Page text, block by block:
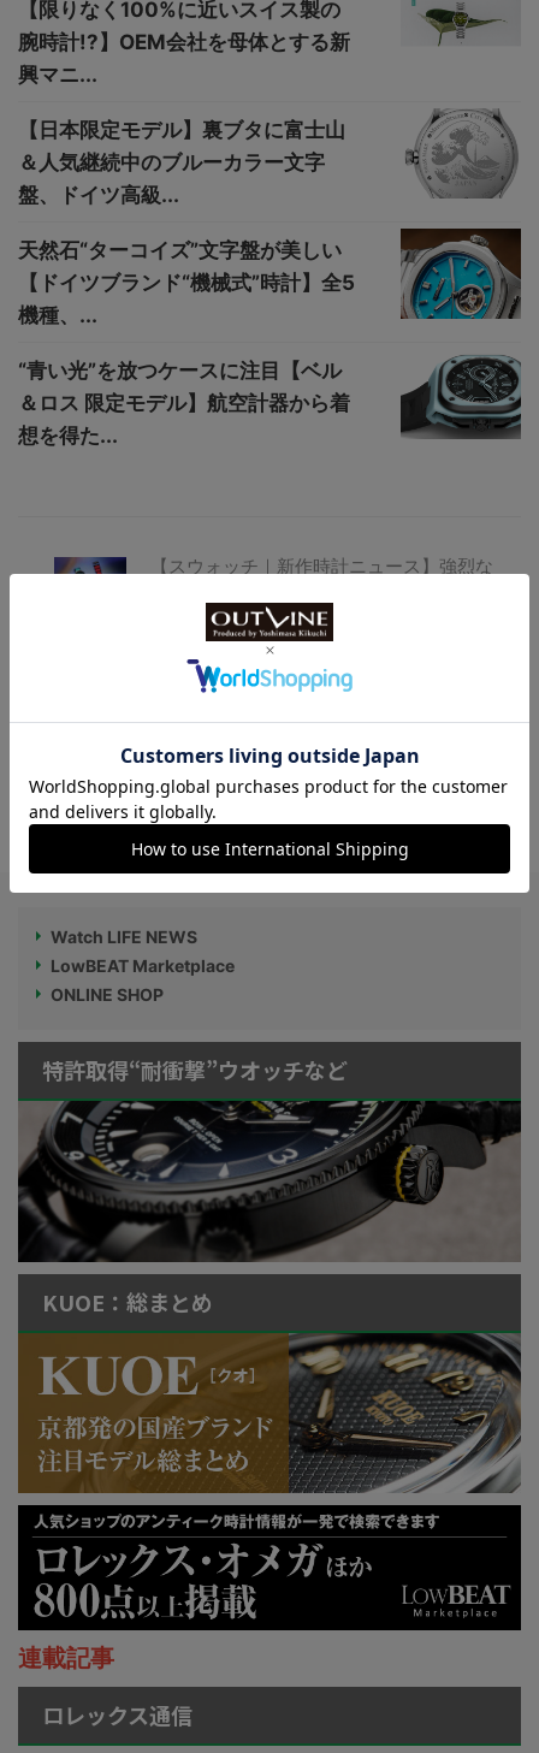
【限りなく100%に近いスイス製の
腕時計!?】OEM会社を母体とする新
興マニ...
【日本限定モデル】裏ブタに富士山
＆人気継続中のブルーカラー文字
盤、ドイツ高級...
天然石“ターコイズ”文字盤が美しい
【ドイツブランド“機械式”時計】全5
機種、...
“青い光”を放つケースに注目【ベル
＆ロス 限定モデル】航空計器から着
想を得た...
【スウォッチ｜新作時計ニュース】強烈な
ススチールモデルが追加！
【レトロなシャカシャカ感がたまらん】70
年代にイギリス空軍も採用した珍しいハシ
ゴ型ブレス仕様がショップ限定で登場！｜
OUTLINEニュース no.91
Watch LIFE NEWS
LowBEAT Marketplace
ONLINE SHOP
特許取得“耐衝撃”ウオッチなど
KUOE：総まとめ
連載記事
ロレックス通信